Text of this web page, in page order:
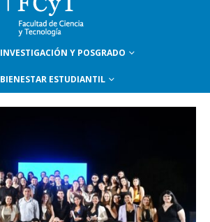
INVESTIGACIÓN Y POSGRADO
BIENESTAR ESTUDIANTIL